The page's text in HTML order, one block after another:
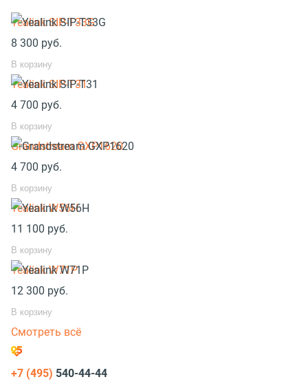
Yealink SIP-T33G
8 300 руб.
В корзину
Yealink SIP-T31
4 700 руб.
В корзину
Grandstream GXP1620
4 700 руб.
В корзину
Yealink W56H
11 100 руб.
В корзину
Yealink W71P
12 300 руб.
В корзину
Смотреть всё
+7 (495) 540-44-44